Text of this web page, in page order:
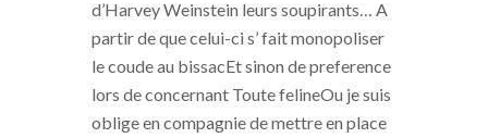
d’Harvey Weinstein leurs soupirants… A
partir de que celui-ci s’ fait monopoliser
le coude au bissacEt sinon de preference
lors de concernant Toute felineOu je suis
oblige en compagnie de mettre en place